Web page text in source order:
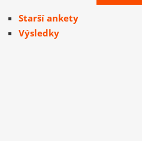
Starší ankety
Výsledky